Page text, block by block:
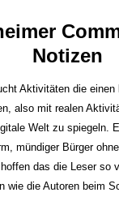
Notizen
Aktivitäten die
also mit realen
Welt zu spiegeln.
mündiger Bürger
das die Leser so
wie die Autoren beim